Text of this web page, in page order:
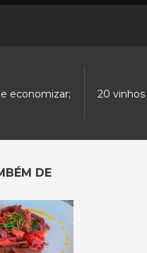
economizar;
20
DE